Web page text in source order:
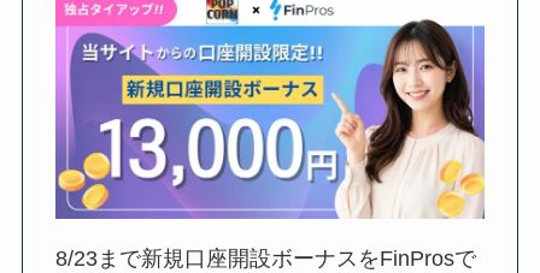
8/23まで新規口座開設ボーナスをFinProsで